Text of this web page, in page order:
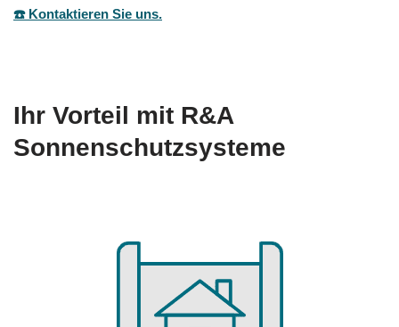
☎️ Kontaktieren Sie uns.
Ihr Vorteil mit R&A
Sonnenschutzsysteme